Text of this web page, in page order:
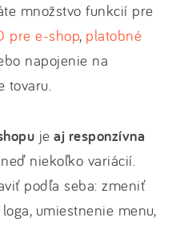
množstvo funkcií pre
pre e-shop, platobné
napojenie na
tovaru.
je aj responzívna
niekoľko variácií.
podľa seba: zmeniť
umiestnenie menu,